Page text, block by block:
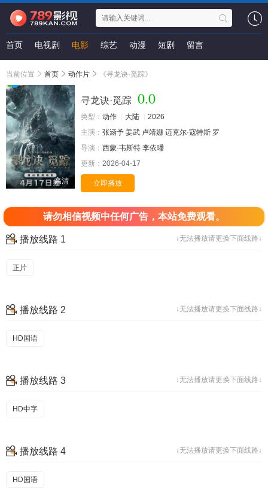
首页 电视剧 电影 综艺 动漫 短剧 留言
当前位置 首页 动作片 《寻龙诀·觅踪》
高清
寻龙诀·觅踪 0.0
类型： 动作 大陆
2026
主演： 张涵予 姜武 卢靖姗 迈克尔·寇特斯 罗
导演： 西蒙·韦斯特 李依璠
更新： 2026-04-17
立即播放
请勿相信视频中任何广告，本站免费观看。
↓无法播放请更换下面线路↓
播放线路 1
正片
↓无法播放请更换下面线路↓
播放线路 2
HD国语
↓无法播放请更换下面线路↓
播放线路 3
HD中字
↓无法播放请更换下面线路↓
播放线路 4
HD国语